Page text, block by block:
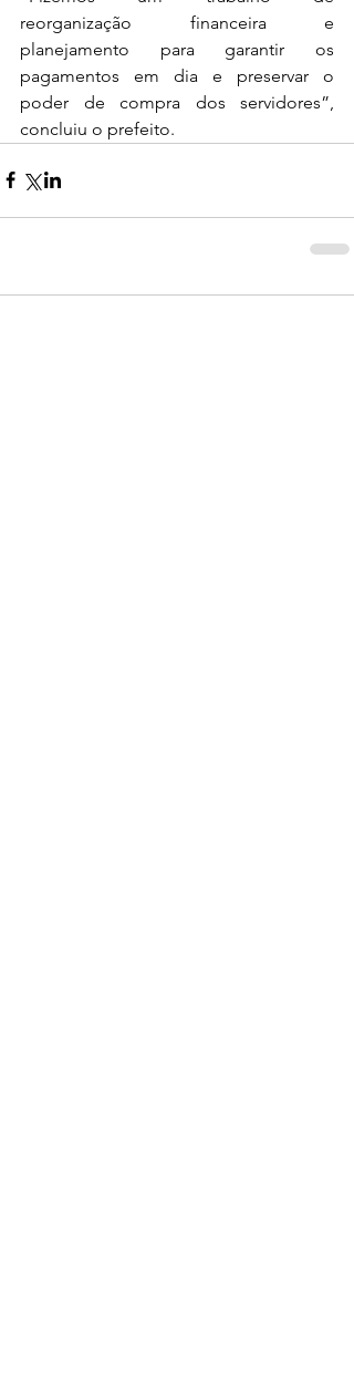
reorganização financeira e
planejamento para garantir os
pagamentos em dia e preservar o
poder de compra dos servidores”,
concluiu o prefeito.